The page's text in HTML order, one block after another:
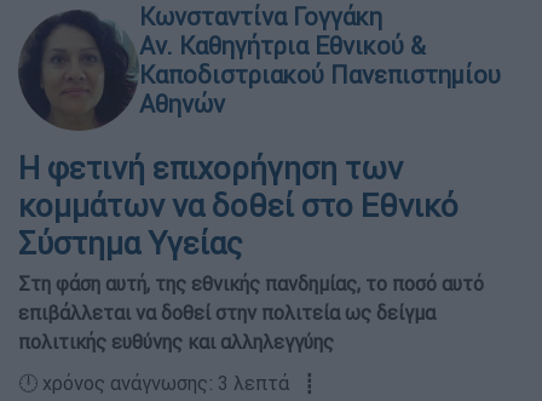
Κωνσταντίνα Γογγάκη
Αν. Καθηγήτρια Εθνικού &
Καποδιστριακού Πανεπιστημίου
Αθηνών
Η φετινή επιχορήγηση των
κομμάτων να δοθεί στο Εθνικό
Σύστημα Υγείας
Στη φάση αυτή, της εθνικής πανδημίας, το ποσό αυτό
επιβάλλεται να δοθεί στην πολιτεία ως δείγμα
πολιτικής ευθύνης και αλληλεγγύης
🕛 χρόνος ανάγνωσης: 3 λεπτά ┋